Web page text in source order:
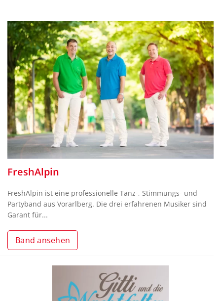
FreshAlpin
FreshAlpin ist eine professionelle Tanz-, Stimmungs- und
Partyband aus Vorarlberg. Die drei erfahrenen Musiker sind
Garant für...
Band ansehen